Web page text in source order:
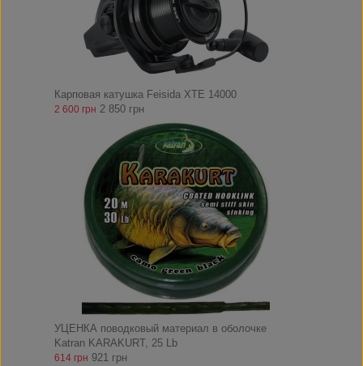
Карповая катушка Feisida XTE 14000
2 600 грн 2 850 грн
УЦЕНКА поводковый материал в оболочке
Katran KARAKURT, 25 Lb
614 грн 921 грн